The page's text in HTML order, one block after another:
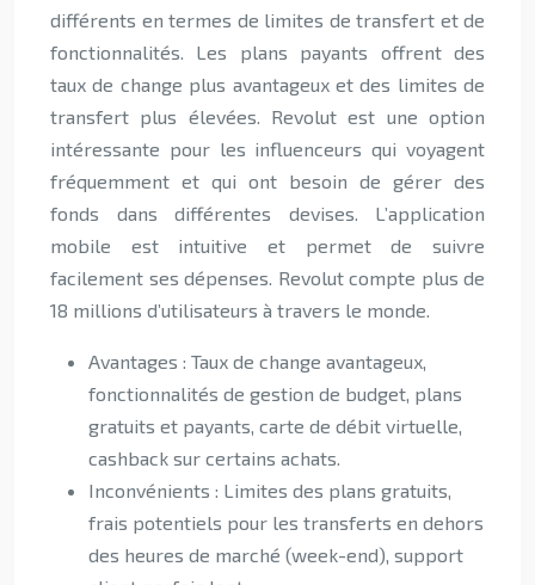
différents en termes de limites de transfert et de
fonctionnalités. Les plans payants offrent des
taux de change plus avantageux et des limites de
transfert plus élevées. Revolut est une option
intéressante pour les influenceurs qui voyagent
fréquemment et qui ont besoin de gérer des
fonds dans différentes devises. L’application
mobile est intuitive et permet de suivre
facilement ses dépenses. Revolut compte plus de
18 millions d’utilisateurs à travers le monde.
Avantages : Taux de change avantageux,
fonctionnalités de gestion de budget, plans
gratuits et payants, carte de débit virtuelle,
cashback sur certains achats.
Inconvénients : Limites des plans gratuits,
frais potentiels pour les transferts en dehors
des heures de marché (week-end), support